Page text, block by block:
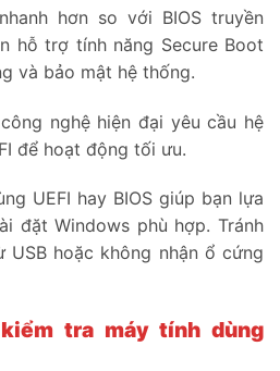
hơn so với BIOS truyền
hỗ trợ tính năng Secure Boot
và bảo mật hệ thống.
nghệ hiện đại yêu cầu hệ
để hoạt động tối ưu.
UEFI hay BIOS giúp bạn lựa
đặt Windows phù hợp. Tránh
hoặc không nhận ổ cứng
tra máy tính dùng